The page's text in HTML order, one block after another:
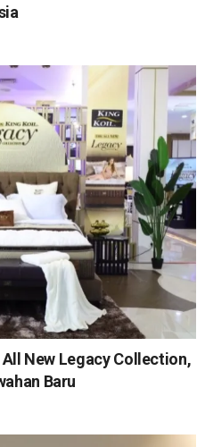
New Legacy Collection,
Baru